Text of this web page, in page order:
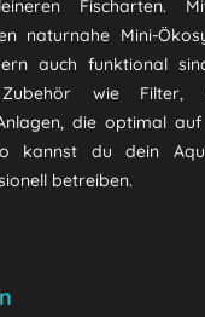
Fischarten.
naturnahe Mini-
auch funktional
wie Filter,
die optimal
kannst du dein
betreiben.